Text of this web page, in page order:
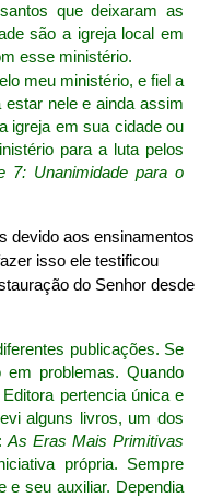
que deixaram as
são a igreja local em
esse ministério.
meu ministério, e fiel a
nele e ainda assim
igreja em sua cidade ou
para a luta pelos
7: Unanimidade para o
devido aos ensinamentos
isso ele testificou
do Senhor desde
publicações. Se
problemas. Quando
pertencia única e
alguns livros, um dos
As Eras Mais Primitivas
própria. Sempre
e seu auxiliar. Dependia